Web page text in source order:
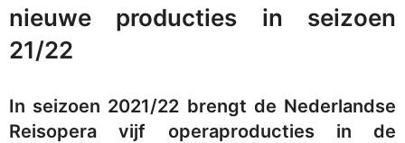
nieuwe producties in seizoen
21/22
In seizoen 2021/22 brengt de Nederlandse
Reisopera vijf operaproducties in de